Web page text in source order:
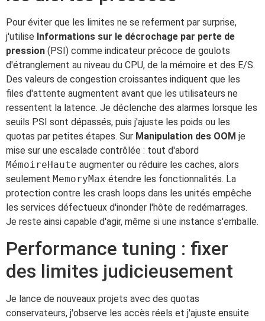
Pour éviter que les limites ne se referment par surprise,
j'utilise Informations sur le décrochage par perte de
pression (PSI) comme indicateur précoce de goulots
d'étranglement au niveau du CPU, de la mémoire et des E/S.
Des valeurs de congestion croissantes indiquent que les
files d'attente augmentent avant que les utilisateurs ne
ressentent la latence. Je déclenche des alarmes lorsque les
seuils PSI sont dépassés, puis j'ajuste les poids ou les
quotas par petites étapes. Sur Manipulation des OOM je
mise sur une escalade contrôlée : tout d'abord
MémoireHaute augmenter ou réduire les caches, alors
seulement MemoryMax étendre les fonctionnalités. La
protection contre les crash loops dans les unités empêche
les services défectueux d'inonder l'hôte de redémarrages.
Je reste ainsi capable d'agir, même si une instance s'emballe.
Performance tuning : fixer
des limites judicieusement
Je lance de nouveaux projets avec des quotas
conservateurs, j'observe les accès réels et j'ajuste ensuite